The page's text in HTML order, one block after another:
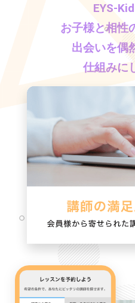
EYS-
お子様と相性
出会いを偶
仕組みに